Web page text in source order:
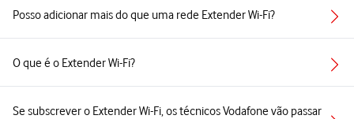
Posso adicionar mais do que uma rede Extender Wi-Fi?
O que é o Extender Wi-Fi?
Se subscrever o Extender Wi-Fi, os técnicos Vodafone vão passar